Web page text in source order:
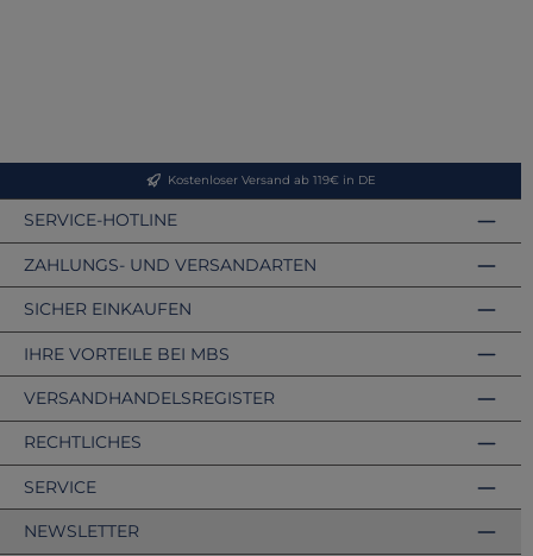
Kostenloser Versand ab 119€ in DE
SERVICE-HOTLINE
ZAHLUNGS- UND VERSANDARTEN
VERSANDHANDELSREGISTER
SICHER EINKAUFEN
IHRE VORTEILE BEI MBS
RECHTLICHES
SERVICE
NEWSLETTER